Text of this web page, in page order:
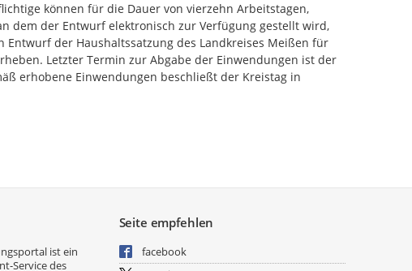
können für die Dauer von vierzehn Arbeitstagen,
dem der Entwurf elektronisch zur Verfügung gestellt wird,
Entwurf der Haushaltssatzung des Landkreises Meißen für
Letzter Termin zur Abgabe der Einwendungen ist der
erhobene Einwendungen beschließt der Kreistag in
ist ein
Service des
Seite empfehlen
facebook